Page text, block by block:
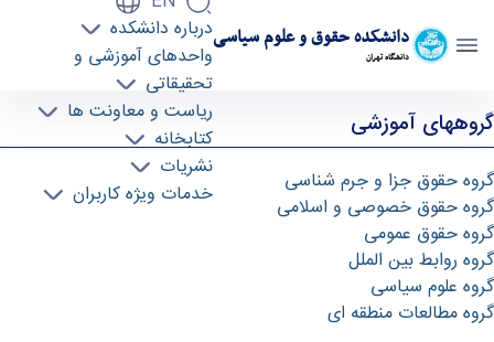
دانشکده حقوق و علوم سیاسی
دانشگاه تهران
درباره دانشکده
واحدهای آموزشی و
تحقیقاتی
ریاست و معاونت ها
کتابخانه
نشریات
خدمات ویژه کاربران
گالری تصاویر - دانشکده حقوق و علوم سیاسی
lawpol
گروههای آموزشی
گروه حقوق جزا و جرم شناسی
گروه حقوق خصوصی و اسلامی
گروه حقوق عمومی
گروه روابط بین الملل
گروه علوم سیاسی
گروه مطالعات منطقه ای